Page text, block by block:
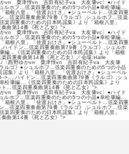
vn 粟津惇vn 吉田有紀子va 大友肇vc〕●ハイド
ルホフ…弦楽四重奏のための5つの小品●幸松肇編…
箱根八里」「佐渡おけさ」●シューベルト…弦楽四重
…弦楽四重奏曲第79番《ラルゴ》,シュルホフ…弦楽
四重奏のための日本民謡集》より「箱根八里」
曲第14番《死と乙女》">
vn 粟津惇vn 吉田有紀子va 大友肇vc〕●ハイド
ルホフ…弦楽四重奏のための5つの小品●幸松肇編…
箱根八里」「佐渡おけさ」●シューベルト…弦楽四重
イドン…弦楽四重奏曲第79番《ラルゴ》,シュルホ
編…《弦楽四重奏のための日本民謡集》より「箱根
四重奏曲第14番《死と乙女》／会場:Halle
〔西野ゆかvn 粟津惇vn 吉田有紀子va 大友肇
ルゴ》●シュルホフ…弦楽四重奏のための5つの小品
集》より「箱根八里」「佐渡おけさ」●シューベル
>,,,,ハイドン…弦楽四重奏曲第79番《ラルゴ》,シュ
松肇編…《弦楽四重奏のための日本民謡集》より
ト…弦楽四重奏曲第14番《死と乙女》">
vn 粟津惇vn 吉田有紀子va 大友肇vc〕●ハイド
ルホフ…弦楽四重奏のための5つの小品●幸松肇編…
箱根八里」「佐渡おけさ」●シューベルト…弦楽四重
…弦楽四重奏曲第79番《ラルゴ》,シュルホフ…弦楽
四重奏のための日本民謡集》より「箱根八里」
曲第14番《死と乙女》">